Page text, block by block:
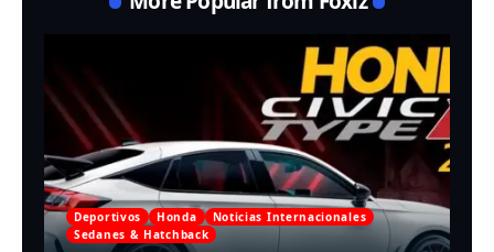
Deportivos Honda
Noticias Internacionales
Sedanes & Hatchback